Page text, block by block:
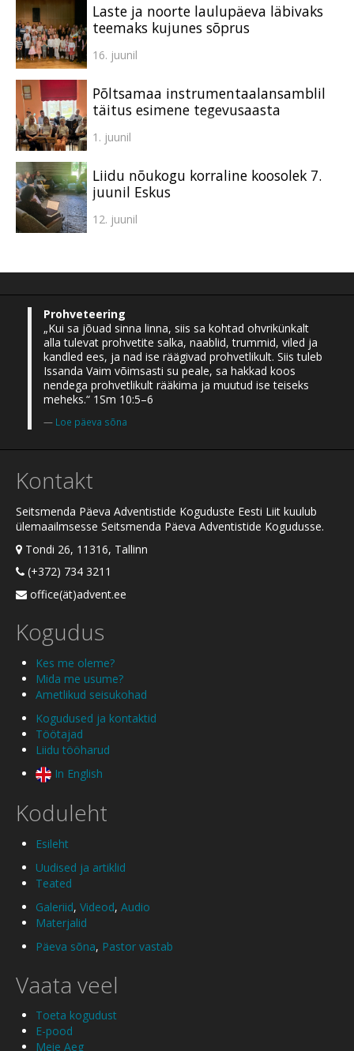
Laste ja noorte laulupäeva läbivaks
teemaks kujunes sõprus
16. juunil
Põltsamaa instrumentaalansamblil
täitus esimene tegevusaasta
1. juunil
Liidu nõukogu korraline koosolek 7.
juunil Eskus
12. juunil
Prohveteering
„Kui sa jõuad sinna linna, siis sa kohtad ohvrikünkalt
alla tulevat prohvetite salka, naablid, trummid, viled ja
kandled ees, ja nad ise räägivad prohvetlikult. Siis tuleb
Issanda Vaim võimsasti su peale, sa hakkad koos
nendega prohvetlikult rääkima ja muutud ise teiseks
meheks.“ 1Sm 10:5–6
Loe päeva sõna
Kontakt
Seitsmenda Päeva Adventistide Koguduste Eesti Liit kuulub
ülemaailmsesse Seitsmenda Päeva Adventistide Kogudusse.
Tondi 26, 11316, Tallinn
(+372) 734 3211
office(ät)advent.ee
Kogudus
Kes me oleme?
Mida me usume?
Ametlikud seisukohad
Kogudused ja kontaktid
Töötajad
Liidu tööharud
In English
Koduleht
Esileht
Uudised ja artiklid
Teated
Galeriid, Videod, Audio
Materjalid
Päeva sõna, Pastor vastab
Vaata veel
Toeta kogudust
E-pood
Meie Aeg